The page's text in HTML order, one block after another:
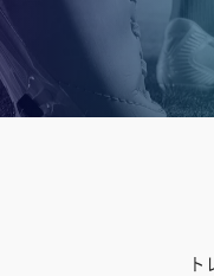
ト